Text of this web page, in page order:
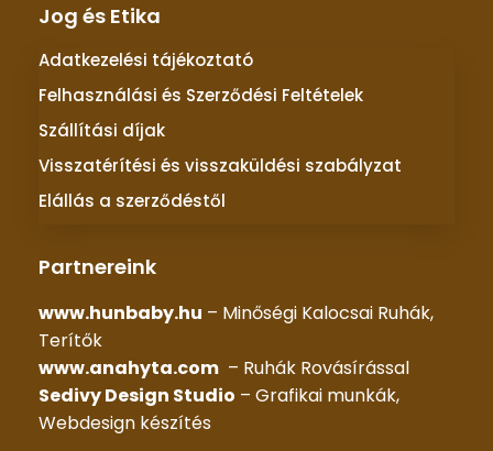
Jog és Etika
Adatkezelési tájékoztató
Felhasználási és Szerződési Feltételek
Szállítási díjak
Visszatérítési és visszaküldési szabályzat
Elállás a szerződéstől
Partnereink
www.hunbaby.hu – Minőségi Kalocsai Ruhák,
Terítők
www.anahyta.com – Ruhák Rovásírással
Sedivy Design Studio – Grafikai munkák,
Webdesign készítés